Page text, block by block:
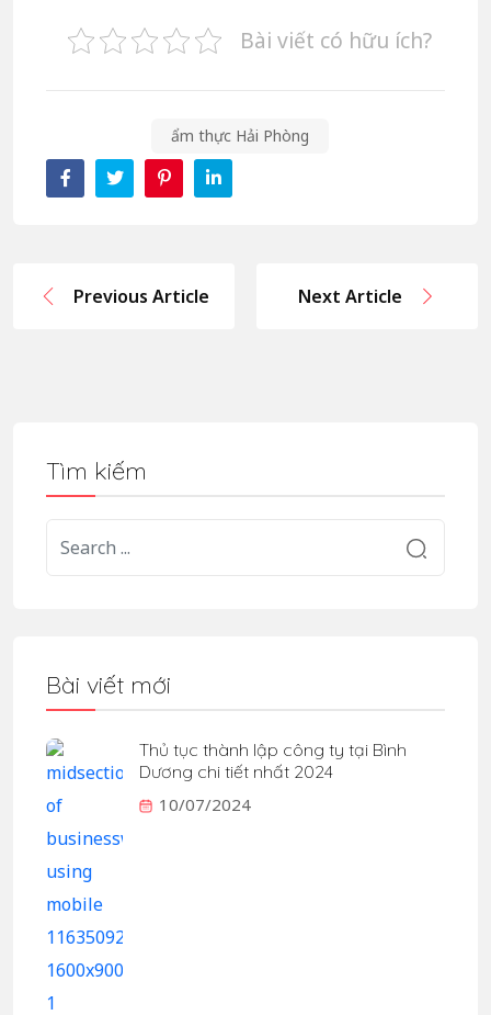
Bài viết có hữu ích?
ẩm thực Hải Phòng
Previous Article Next Article
Tìm kiếm
Bài viết mới
Thủ tục thành lập công ty tại Bình
Dương chi tiết nhất 2024
10/07/2024